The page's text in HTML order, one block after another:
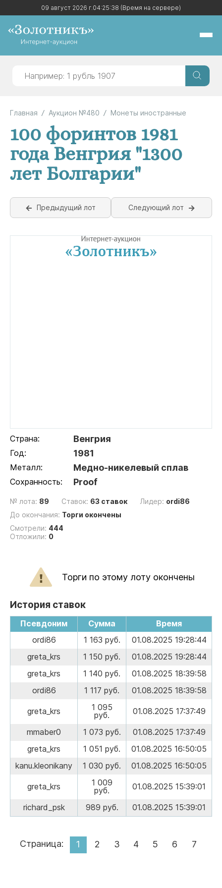
09 август 2026 г.04:25:38 (Время на сервере)
09 август 2026 г.04:25:38 (Время на сервере)
Главная Аукцион №480 Монеты иностранные
100 форинтов 1981
года Венгрия "1300
лет Болгарии"
Предыдущий лот Следующий лот
Страна: Венгрия
Год: 1981
Металл: Медно-никелевый сплав
Сохранность: Proof
№ лота: 89 Ставок: 63 ставок Лидер: ordi86
До окончания: Торги окончены
Смотрели: 444
Отложили: 0
Торги по этому лоту окончены
История ставок
Псевдоним Сумма
Время
ordi86
1 163 руб.
01.08.2025 19:28:44
greta_krs
1 150 руб.
01.08.2025 19:28:44
greta_krs
1 140 руб.
01.08.2025 18:39:58
ordi86
1 117 руб. 01.08.2025 18:39:58
greta_krs
1 095
руб.
01.08.2025 17:37:49
mmaber0 1 073 руб.
01.08.2025 17:37:49
greta_krs
1 051 руб.
01.08.2025 16:50:05
kanu.kleonikany
1 030 руб. 01.08.2025 16:50:05
greta_krs
1 009
руб.
01.08.2025 15:39:01
richard_psk 989 руб. 01.08.2025 15:39:01
Страница: 1 2 3 4 5 6 7